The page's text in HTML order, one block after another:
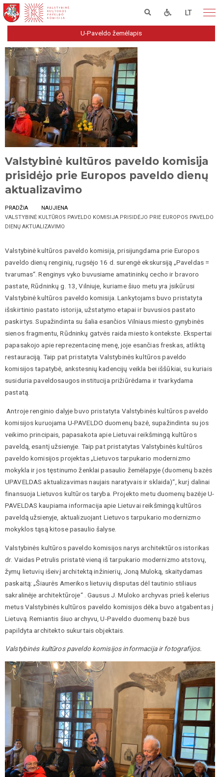
LT
U-Paveldo žemėlapis
Valstybinė kultūros paveldo komisija
prisidėjo prie Europos paveldo dienų
aktualizavimo
PRADŽIA
NAUJIENA
VALSTYBINĖ KULTŪROS PAVELDO KOMISIJA PRISIDĖJO PRIE EUROPOS PAVELDO
DIENŲ AKTUALIZAVIMO
Valstybinė kultūros paveldo komisija, prisijungdama prie Europos
paveldo dienų renginių, rugsėjo 16 d. surengė ekskursiją „Paveldas =
tvarumas“. Renginys vyko buvusiame amatininkų cecho ir bravoro
pastate, Rūdninkų g. 13, Vilniuje, kuriame šiuo metu yra įsikūrusi
Valstybinė kultūros paveldo komisija. Lankytojams buvo pristatyta
išskirtinio pastato istorija, užstatymo etapai ir buvusios pastato
paskirtys. Supažindinta su šalia esančios Vilniaus miesto gynybinės
sienos fragmentu, Rūdninkų gatvės raida miesto kontekste. Ekspertai
papasakojo apie reprezentacinę menę, joje esančias freskas, atliktą
restauraciją. Taip pat pristatyta Valstybinės kultūros paveldo
komisijos tapatybė, ankstesnių kadencijų veikla bei iššūkiai, su kuriais
susiduria paveldosaugos institucija prižiūrėdama ir tvarkydama
pastatą.
Antroje renginio dalyje buvo pristatyta Valstybinės kultūros paveldo
komisijos kuruojama U-PAVELDO duomenų bazė, supažindinta su jos
veikimo principais, papasakota apie Lietuvai reikšmingą kultūros
paveldą, esantį užsienyje. Taip pat pristatytas Valstybinės kultūros
paveldo komisijos projektas„Lietuvos tarpukario modernizmo
mokykla ir jos tęstinumo ženklai pasaulio žemėlapyje (duomenų bazės
UPAVELDAS aktualizavimas naujais naratyvais ir sklaida)“, kurį dalinai
finansuoja Lietuvos kultūros taryba. Projekto metu duomenų bazėje U-
PAVELDAS kaupiama informacija apie Lietuvai reikšmingą kultūros
paveldą užsienyje, aktualizuojant Lietuvos tarpukario modernizmo
mokyklos tąsą kitose pasaulio šalyse.
Valstybinės kultūros paveldo komisijos narys architektūros istorikas
dr. Vaidas Petrulis pristatė vieną iš tarpukario modernizmo atstovų,
žymų lietuvių išeivį architektą inžinierių, Joną Muloką, skaitydamas
paskaitą: „Šiaurės Amerikos lietuvių disputas dėl tautinio stiliaus
sakralinėje architektūroje“ . Gausus J. Muloko archyvas prieš kelerius
metus Valstybinės kultūros paveldo komisijos dėka buvo atgabentas į
Lietuvą. Remiantis šiuo archyvu, U-Paveldo duomenų bazė bus
papildyta architekto sukurtais objektais.
Valstybinės kultūros paveldo komisijos informacija ir fotografijos.